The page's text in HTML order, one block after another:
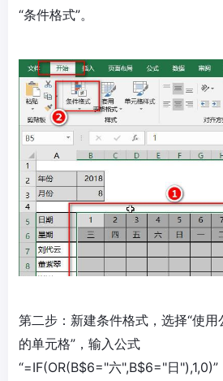
“条件格式”。
第二步：新建条件格式，选择“使
的单元格”，输入公式
“=IF(OR(B$6="六",B$6="日